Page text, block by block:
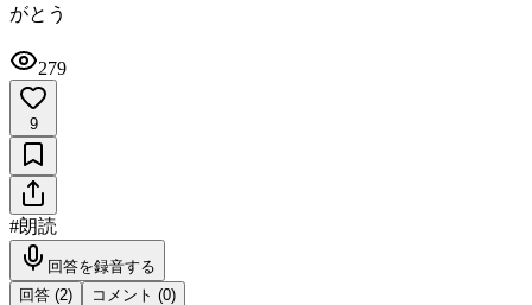
がとう
279
9
#朗読
回答を録音する
回答 (2) コメント (0)